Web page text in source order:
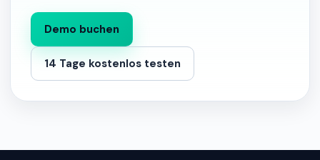
Demo buchen
14 Tage kostenlos testen